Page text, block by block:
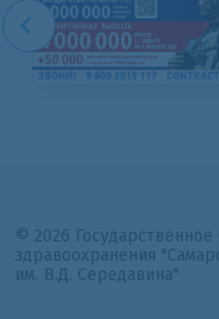
© 2026
здравоохранения
им. В.Д. Середавина"